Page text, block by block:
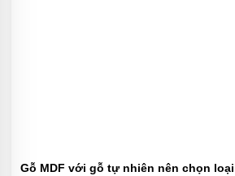
Gỗ MDF với gỗ tự nhiên nên chọn